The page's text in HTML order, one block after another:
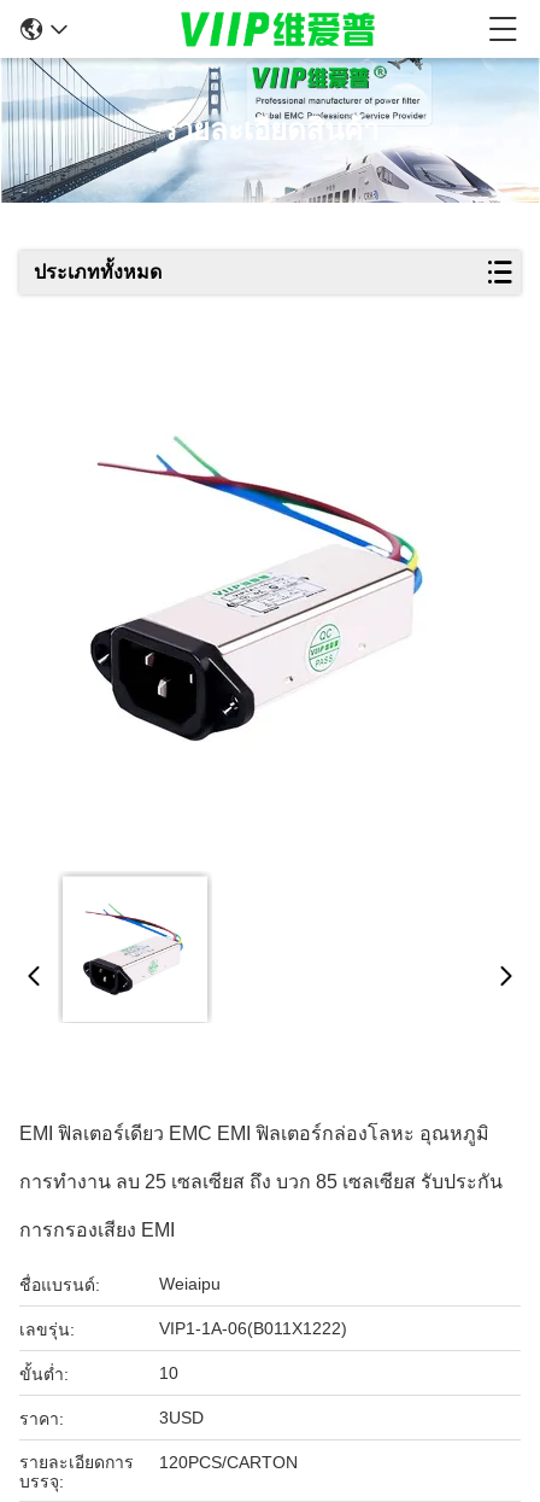
รายละเอียดสินค้า
ประเภททั้งหมด
EMI ฟิลเตอร์เดียว EMC EMI ฟิลเตอร์กล่องโลหะ อุณหภูมิ
การทํางาน ลบ 25 เซลเซียส ถึง บวก 85 เซลเซียส รับประกัน
การกรองเสียง EMI
ชื่อแบรนด์: Weiaipu
เลขรุ่น: VIP1-1A-06(B011X1222)
ขั้นต่ำ: 10
ราคา: 3USD
รายละเอียดการ
บรรจุ:
120PCS/CARTON